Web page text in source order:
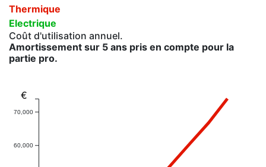
Thermique
Electrique
Coût d'utilisation annuel.
Amortissement sur 5 ans pris en compte pour la
partie pro.
60,000
70,000
€